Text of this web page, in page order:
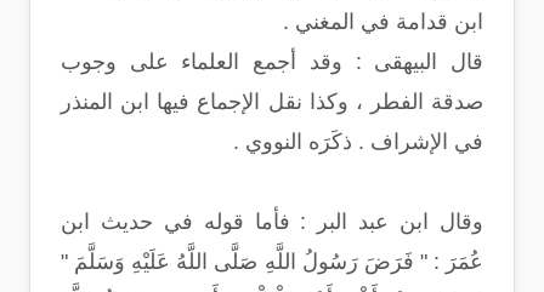
ابن قدامة في المغني .
قال البيهقى : وقد أجمع العلماء على وجوب
صدقة الفطر ، وكذا نقل الإجماع فيها ابن المنذر
في الإشراف . ذكَرَه النووي .
وقال ابن عبد البر : فأما قوله في حديث ابن
عُمَرَ : " فَرَضَ رَسُولُ اللَّهِ صَلَّى اللَّهُ عَلَيْهِ وَسَلَّمَ "